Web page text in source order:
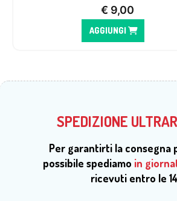
€ 9,00
AGGIUNGI
SPEDIZIONE
Per garantirti la consegna
possibile spediamo in
ricevuti entro le